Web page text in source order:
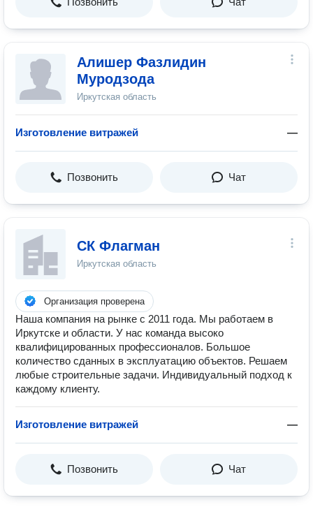
Алишер Фазлидин
Муродзода
Иркутская область
Изготовление витражей —
Позвонить Чат
СК Флагман
Иркутская область
Организация проверена
Наша компания на рынке с 2011 года. Мы работаем в
Иркутске и области. У нас команда высоко
квалифицированных профессионалов. Большое
количество сданных в эксплуатацию объектов. Решаем
любые строительные задачи. Индивидуальный подход к
каждому клиенту.
Изготовление витражей —
Позвонить Чат